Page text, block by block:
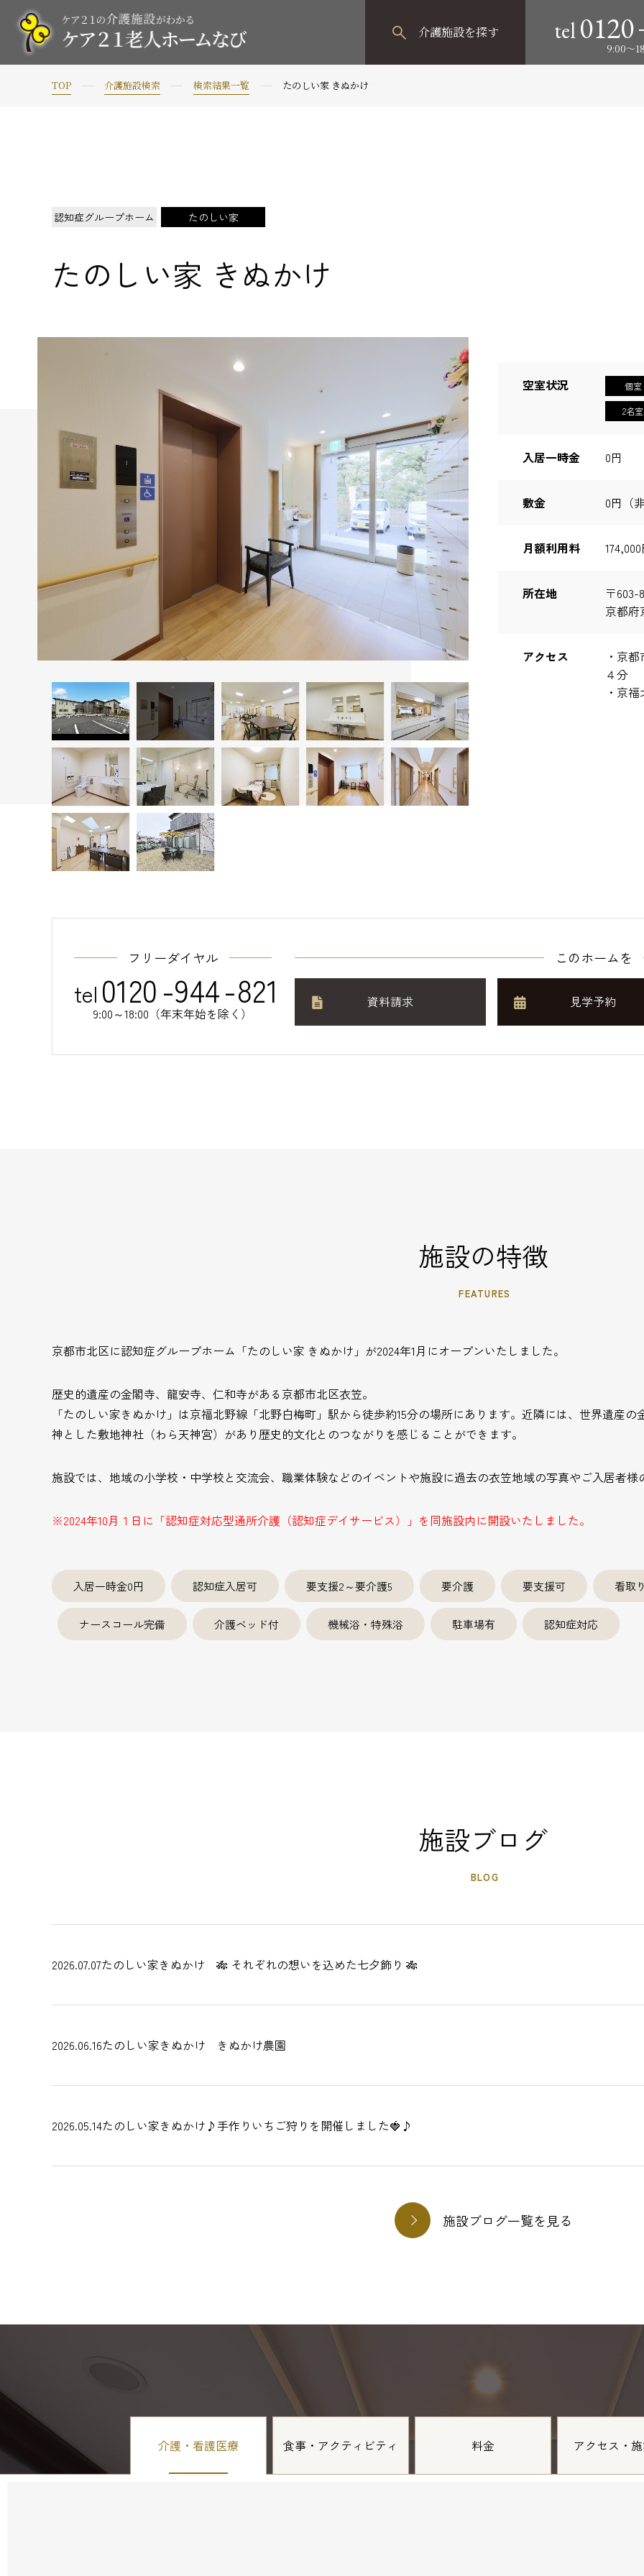
介護施設を探す tel0120
9:00～
TOP 介護施設検索 検索結果一覧 たのしい家 きぬかけ
認知症グループホーム たのしい家
たのしい家 きぬかけ
空室状況 個室
2名室
入居一時金 0円
敷金 0円（
月額利用料
所在地
〒603-
京都府
アクセス
・京
４分
・京
フリーダイヤル
tel 0120-944-821
9:00～18:00（年末年始を除く）
このホームを
資料請求 見学予約
施設の特徴
FEATURES
京都市北区に認知症グループホーム「たのしい家 きぬかけ」が2024年1月にオープンいたしました。
歴史的遺産の金閣寺、龍安寺、仁和寺がある京都市北区衣笠。
「たのしい家きぬかけ」は京福北野線「北野白梅町」駅から徒歩約15分の場所にあります。近隣には、世界遺産
神とした敷地神社（わら天神宮）があり歴史的文化とのつながりを感じることができます。
施設では、地域の小学校・中学校と交流会、職業体験などのイベントや施設に過去の衣笠地域の写真やご入居者様
※2024年10月１日に「認知症対応型通所介護（認知症デイサービス）」を同施設内に開設いたしました。
入居一時金0円 認知症入居可 要支援2～要介護5 要介護 要支援可 看取
ナースコール完備 介護ベッド付 機械浴・特殊浴 駐車場有 認知症対応
施設ブログ
BLOG
2026.07.07たのしい家きぬかけ 🎋 それぞれの想いを込めた七夕飾り 🎋
2026.06.16たのしい家きぬかけ きぬかけ農園
2026.05.14たのしい家きぬかけ♪手作りいちご狩りを開催しました🍓♪
施設ブログ一覧を見る
介護・看護医療 食事・アクティビティ 料金 アクセス・